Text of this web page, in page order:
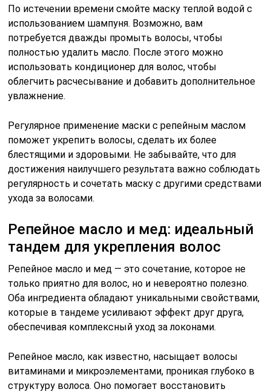
По истечении времени смойте маску теплой водой с
использованием шампуня. Возможно, вам
потребуется дважды промыть волосы, чтобы
полностью удалить масло. После этого можно
использовать кондиционер для волос, чтобы
облегчить расчесывание и добавить дополнительное
увлажнение.
Регулярное применение маски с репейным маслом
поможет укрепить волосы, сделать их более
блестящими и здоровыми. Не забывайте, что для
достижения наилучшего результата важно соблюдать
регулярность и сочетать маску с другими средствами
ухода за волосами.
Репейное масло и мед: идеальный
тандем для укрепления волос
Репейное масло и мед — это сочетание, которое не
только приятно для волос, но и невероятно полезно.
Оба ингредиента обладают уникальными свойствами,
которые в тандеме усиливают эффект друг друга,
обеспечивая комплексный уход за локонами.
Репейное масло, как известно, насыщает волосы
витаминами и микроэлементами, проникая глубоко в
структуру волоса. Оно помогает восстановить